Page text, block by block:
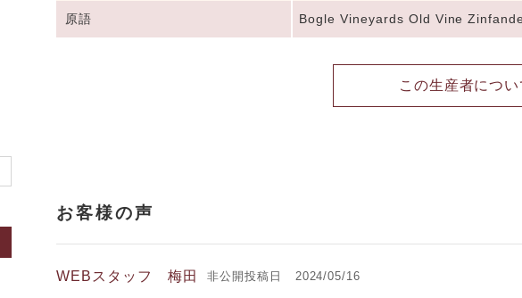
原語 Bogle Vineyards Old Vine
この生産者につい
WEBスタッフ 梅田 非公開 投稿日 2024/05/16